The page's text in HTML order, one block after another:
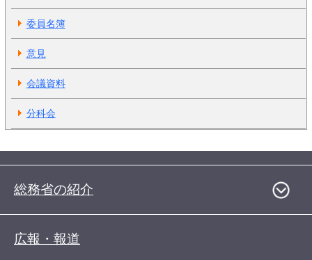
委員名簿
意見
会議資料
分科会
総務省の紹介
広報・報道